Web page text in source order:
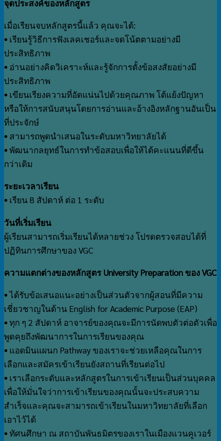
จุดประสงค์ของหลักสูตร
เมื่อเรียนจบหลักสูตรนี้แล้ว คุณจะได้:
• เรียนรู้วิธีการฟังเลคเชอร์และจดโน้ตตามอย่างมี
ประสิทธิภาพ
• อ่านอย่างคิดวิเคราะห์และรู้จักการตั้งข้อสงสัยอย่างมี
ประสิทธิภาพ
• เขียนเรียงความที่อัดแน่นไปด้วยคุณภาพ โต้แย้งปัญหา
หรือให้การสนับสนุนโดยการอ่านและอ้างอิงหลักฐานอันเป็น
ที่ประจักษ์
• สามารถพูดนำเสนอในระดับมหาวิทยาลัยได้
•พัฒนากลยุทธ์ในการทำข้อสอบเพื่อให้ได้คะแนนที่ดีขึ้น
กว่าเดิม
ระยะเวลาเรียน
• เรียน 8 สัปดาห์ ต่อ 1 ระดับ
วันที่เริ่มเรียน
ผู้เรียนสามารถเริ่มเรียนได้หลายช่วง โปรดตรวจสอบได้ที่
ปฏิทินการศึกษาของ VGC
ความแตกต่างของหลักสูตร University Preparation ของ VGC
•ได้รับข้อเสนอแนะอย่างเป็นส่วนตัวจากผู้สอนที่มีความ
เชี่ยวชาญในด้าน English for Academic Purpose (EAP)
•ทุก ๆ 2 สัปดาห์ อาจารย์ของคุณจะมีการนัดพบตัวต่อตัวเพื่อ
พูดคุยถึงพัฒนาการในการเรียนของคุณ
• แอดมินแผนก Pathway ของเราจะช่วยเหลือคุณในการ
เลือกและสมัครเข้าเรียนยังสถานที่เรียนต่อไป
• เราเลือกระดับและหลักสูตรในการเข้าเรียนเป็นส่วนบุคคล
เพื่อให้มั่นใจว่าการเข้าเรียนของคุณนั้นจะประสบความ
สำเร็จและคุณจะสามารถเข้าเรียนในมหาวิทยาลัยที่เลือก
เอาไว้ได้
•ทัศนศึกษา ณ​ สถาบันพันธมิตรของเราในเมืองแวนคูเวอร์